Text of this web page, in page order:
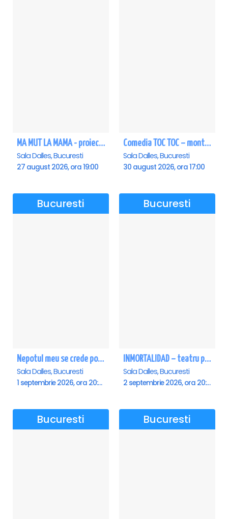
MA MUT LA MAMA - proiectie film Dalles
Sala Dalles, Bucuresti
27 august 2026, ora 19:00
Comedia TOC TOC – montarea originală
Sala Dalles, Bucuresti
30 august 2026, ora 17:00
Bucuresti
Nepotul meu se crede poet - Sala Dalles
Sala Dalles, Bucuresti
1 septembrie 2026, ora 20:00
Bucuresti
INMORTALIDAD – teatru poetic cu Magda Catone & Maxim Belciug
Sala Dalles, Bucuresti
2 septembrie 2026, ora 20:00
Bucuresti Bucuresti